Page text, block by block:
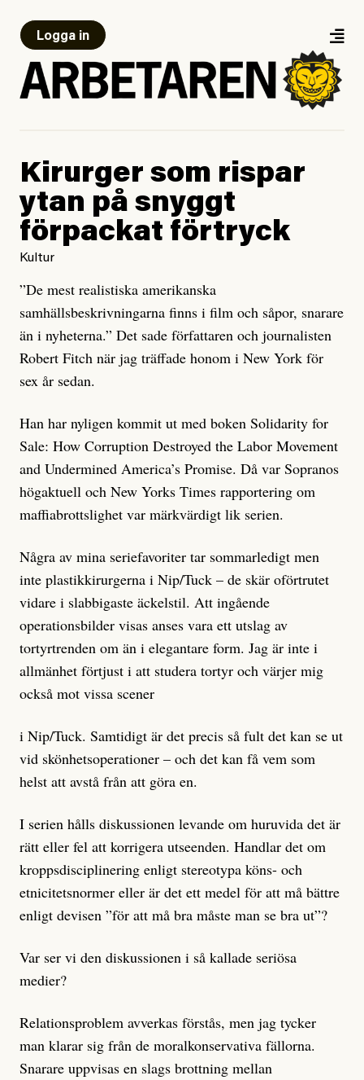
Logga in
Kirurger som rispar
ytan på snyggt
förpackat förtryck
Kultur
”De mest realistiska amerikanska
samhällsbeskrivningarna finns i film och såpor, snarare
än i nyheterna.” Det sade författaren och journalisten
Robert Fitch när jag träffade honom i New York för
sex år sedan.
Han har nyligen kommit ut med boken Solidarity for
Sale: How Corruption Destroyed the Labor Movement
and Undermined America’s Promise. Då var Sopranos
högaktuell och New Yorks Times rapportering om
maffiabrottslighet var märkvärdigt lik serien.
Några av mina seriefavoriter tar sommarledigt men
inte plastikkirurgerna i Nip/Tuck – de skär oförtrutet
vidare i slabbigaste äckelstil. Att ingående
operationsbilder visas anses vara ett utslag av
tortyrtrenden om än i elegantare form. Jag är inte i
allmänhet förtjust i att studera tortyr och värjer mig
också mot vissa scener
i Nip/Tuck. Samtidigt är det precis så fult det kan se ut
vid skönhetsoperationer – och det kan få vem som
helst att avstå från att göra en.
I serien hålls diskussionen levande om huruvida det är
rätt eller fel att korrigera utseenden. Handlar det om
kroppsdisciplinering enligt stereotypa köns- och
etnicitetsnormer eller är det ett medel för att må bättre
enligt devisen ”för att må bra måste man se bra ut”?
Var ser vi den diskussionen i så kallade seriösa
medier?
Relationsproblem avverkas förstås, men jag tycker
man klarar sig från de moralkonservativa fällorna.
Snarare uppvisas en slags brottning mellan